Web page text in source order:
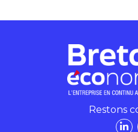
Restons